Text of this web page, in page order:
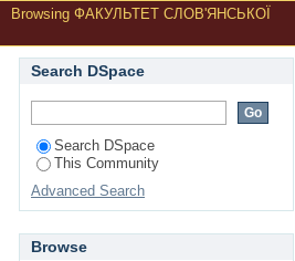
Browsing ФАКУЛЬТЕТ СЛОВ'ЯНСЬКОЇ
Search DSpace
Search DSpace
This Community
Advanced Search
Browse